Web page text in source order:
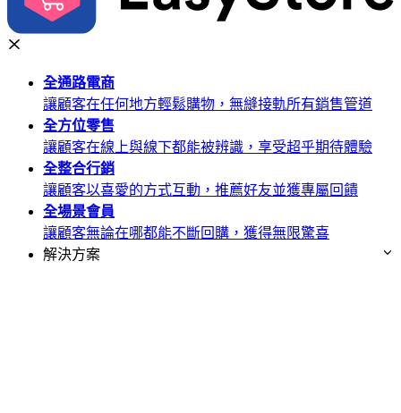
全通路電商
讓顧客在任何地方輕鬆購物，無縫接軌所有銷售管道
全方位零售
讓顧客在線上與線下都能被辨識，享受超乎期待體驗
全整合行銷
讓顧客以喜愛的方式互動，推薦好友並獲專屬回饋
全場景會員
讓顧客無論在哪都能不斷回購，獲得無限驚喜
解決方案